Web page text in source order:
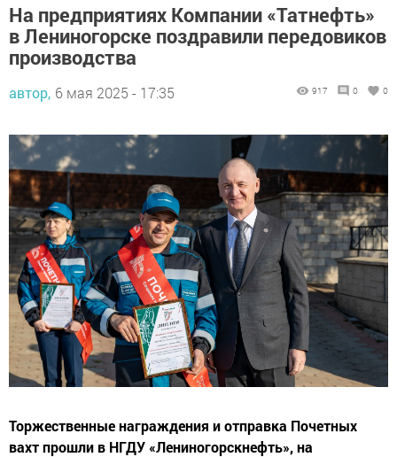
На предприятиях Компании «Татнефть»
в Лениногорске поздравили передовиков
производства
автор, 6 мая 2025 - 17:35 917 0 0
Торжественные награждения и отправка Почетных
вахт прошли в НГДУ «Лениногорскнефть», на